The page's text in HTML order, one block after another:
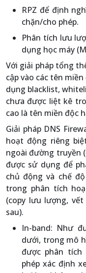
RPZ để định
chặn/cho phép.
Phân tích lưu
dụng học máy
Với giải pháp tổng
cập vào các tên
dụng blacklist,
chưa được liệt kê
cao là tên miền độc
Giải pháp DNS
hoạt động riêng
ngoài đường truyền
được sử dụng để
chủ động và chế
trong phân tích
(copy lưu lượng,
sau).
In-band: Như
dưới, trong mô
được phân
phép xác định